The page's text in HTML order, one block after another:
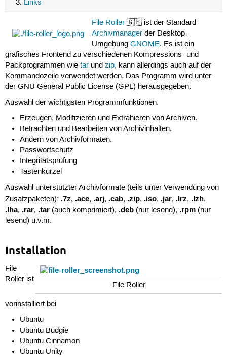
Links
File Roller 🇬🇧 ist der Standard-
Archivmanager der Desktop-
UmgebungGNOME. Es ist ein
grafisches Frontend zu verschiedenen Kompressions- und
Packprogrammen wie tarund zip, kann allerdings auch auf der
Kommandozeile verwendet werden. Das Programm wird unter
der GNU General Public License (GPL) herausgegeben.
Auswahl der wichtigsten Programmfunktionen:
Erzeugen, Modifizieren und Extrahieren von Archiven.
Betrachten und Bearbeiten von Archivinhalten.
Ändern von Archivformaten.
Passwortschutz
Integritätsprüfung
Tastenkürzel
Auswahl unterstützter Archivformate (teils unter Verwendung von
Zusatzpaketen): .7z, .ace, .arj, .cab, .zip, .iso, .jar, .lrz, .lzh,
.lha, .rar, .tar(auch komprimiert), .deb(nur lesend), .rpm(nur
lesend) u.v.m.
Installation
File Roller
File
Roller ist
vorinstalliert bei
Ubuntu
Ubuntu Budgie
Ubuntu Cinnamon
Ubuntu Unity